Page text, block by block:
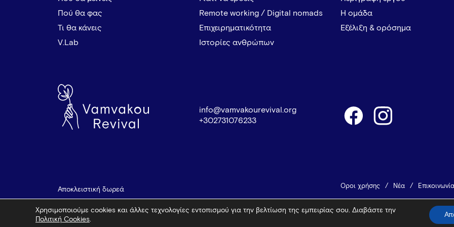
Πού θα φας
Τι θα κάνεις
V.Lab
Remote working / Digital nomads
Επιχειρηματικότητα
Ιστορίες ανθρώπων
Η ομάδα
Εξέλιξη & ορόσημα
info@vamvakourevival.org
+302731076233
Αποκλειστική δωρεά Όροι χρήσης Νέα Επικοινωνία
© 2026 Vamvakou Revival Design
Χρησιμοποιούμε cookies και άλλες τεχνολογίες εντοπισμού για την βελτίωση της εμπειρίας σου. Διαβάστε την
Πολιτική Cookies.